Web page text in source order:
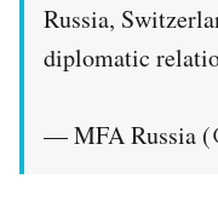
Russia,
diplomatic
— MFA Russia